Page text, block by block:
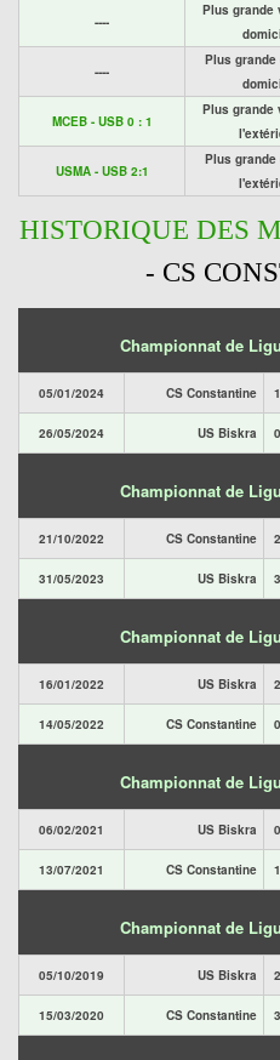
----
Plus grande
----
Plus grande
MCEB - USB 0 : 1
Plus grande
USMA - USB 2:1
Plus grande
HISTORIQUE DES
- CS
Championnat de
05/01/2024 CS Constantine 1
26/05/2024 US Biskra 0
Championnat de
21/10/2022 CS Constantine 2
31/05/2023 US Biskra 3
Championnat de
16/01/2022 US Biskra 2
14/05/2022 CS Constantine 0
Championnat de
06/02/2021 US Biskra 0
13/07/2021 CS Constantine 1
Championnat de
05/10/2019 US Biskra 2
15/03/2020 CS Constantine 3